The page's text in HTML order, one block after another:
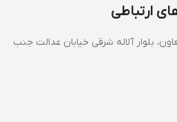
ارتباطی
بلوار آلاله شرقی خیابان عدالت جنب